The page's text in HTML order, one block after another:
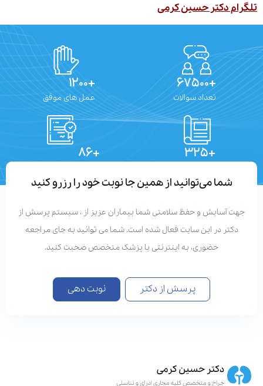
دکتر حسین کرمی
تعداد سوالات عمل های موفق
شما می‌توانید از همین جا نوبت خود را رزرو کنید
آسایش و حفظ سلامتی شما بیماران عزیز از ، سیستم پرسش از
دکتر در این سایت فعال شده است. شما می توانید به جای مراجعه
حضوری، به اینترنتی با پزشک متخصص صحبت کنید.
پرسش از دکتر نوبت دهی